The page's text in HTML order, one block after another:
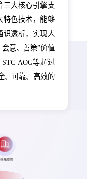
三大核心引擎支
特色技术，能够
识透析，实现人
意、善策”价值
AOG等超过
、可靠、高效的